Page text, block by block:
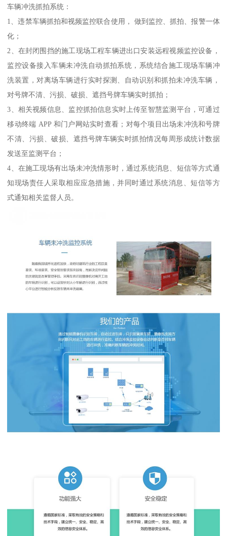
车辆冲洗抓拍系统：
1、违禁车辆抓拍和视频监控联合使用， 做到监控、抓拍、报警一体
化；
2、在封闭围挡的施工现场工程车辆进出口安装远程视频监控设备，
监控设备接入车辆未冲洗自动抓拍系统，系统结合施工现场车辆冲
洗装置，对离场车辆进行实时探测、自动识别和抓拍未冲洗车辆，
对号牌不清、污损、破损、遮挡号牌车辆实时抓拍；
3、相关视频信息、监控抓拍信息实时上传至智慧监测平台，可通过
移动终端 APP 和门户网站实时查看；对每个项目出场未冲洗和号牌
不清、污损、破损、遮挡号牌车辆实时抓拍情况每周形成统计数据
发送至监测平台；
4、在施工现场有出场未冲洗情形时，通过系统消息、短信等方式通
知现场责任人采取相应应急措施，并同时通过系统消息、短信等方
式通知相关监督人员。